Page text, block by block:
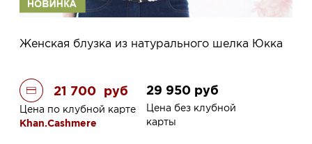
Женская блузка из натурального шелка Юкка
21 700 руб
Цена по клубной карте
Khan.Cashmere
29 950 руб
Цена без клубной
карты